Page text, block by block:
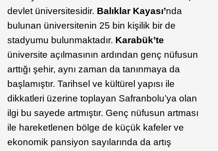
devlet üniversitesidir. Balıklar Kayası’nda
bulunan üniversitenin 25 bin kişilik bir de
stadyumu bulunmaktadır. Karabük’te
üniversite açılmasının ardından genç nüfusun
arttığı şehir, aynı zaman da tanınmaya da
başlamıştır. Tarihsel ve kültürel yapısı ile
dikkatleri üzerine toplayan Safranbolu’ya olan
ilgi bu sayede artmıştır. Genç nüfusun artması
ile hareketlenen bölge de küçük kafeler ve
ekonomik pansiyon sayılarında da artış